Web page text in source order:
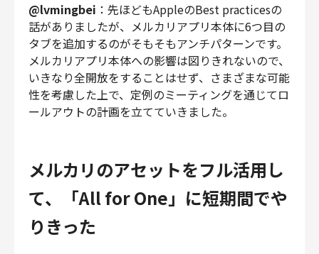
@lvmingbei ：先ほどもAppleのBest practicesの
話がありましたが、メルカリアプリ本体に6つ目の
タブを追加するのがそもそもアンチパターンです。
メルカリアプリ本体への影響は図りきれないので、
いきなり全開放をすることはせず、さまざまな可能
性を考慮した上で、定例のミーティングを通じてロ
ールアウトの計画を立てていきました。
メルカリのアセットをフル活用し
て、「All for One」に短期間でや
りきった